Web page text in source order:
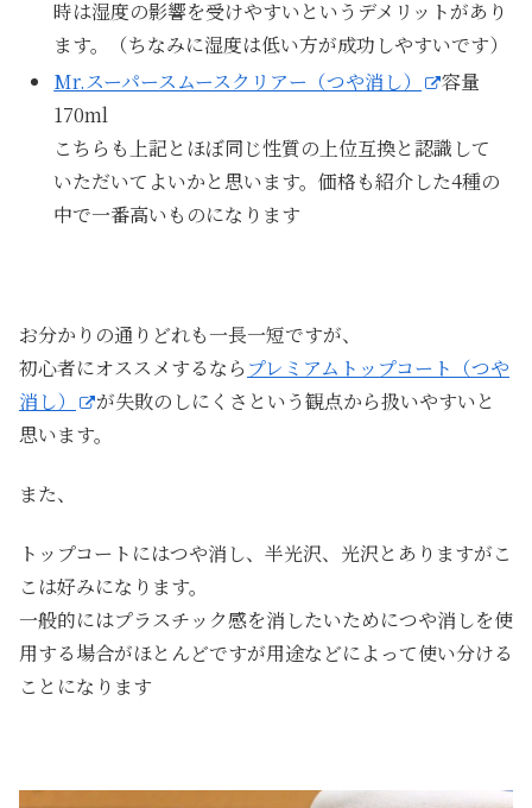
時は湿度の影響を受けやすいというデメリットがあり
ます。（ちなみに湿度は低い方が成功しやすいです）
Mr.スーパースムースクリアー（つや消し）
容量
170ml
こちらも上記とほぼ同じ性質の上位互換と認識して
いただいてよいかと思います。価格も紹介した4種の
中で一番高いものになります
お分かりの通りどれも一長一短ですが、
初心者にオススメするなら プレミアムトップコート（つや
消し）
が失敗のしにくさという観点から扱いやすいと
思います。
また、
トップコートにはつや消し、半光沢、光沢とありますがこ
こは好みになります。
一般的にはプラスチック感を消したいためにつや消しを使
用する場合がほとんどですが用途などによって使い分ける
ことになります